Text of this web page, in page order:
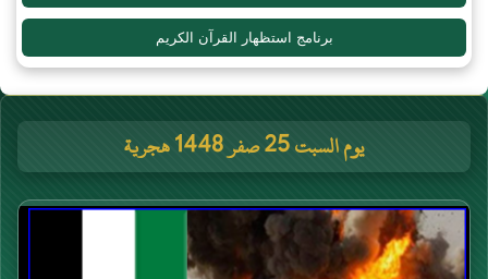
برنامج استظهار القرآن الكريم
يوم السبت 25 صفر 1448 هجرية